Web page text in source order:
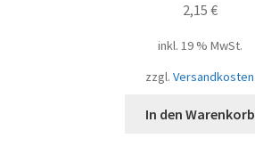
2,15 €
inkl. 19 % MwSt.
zzgl. Versandkosten
In den Warenkorb